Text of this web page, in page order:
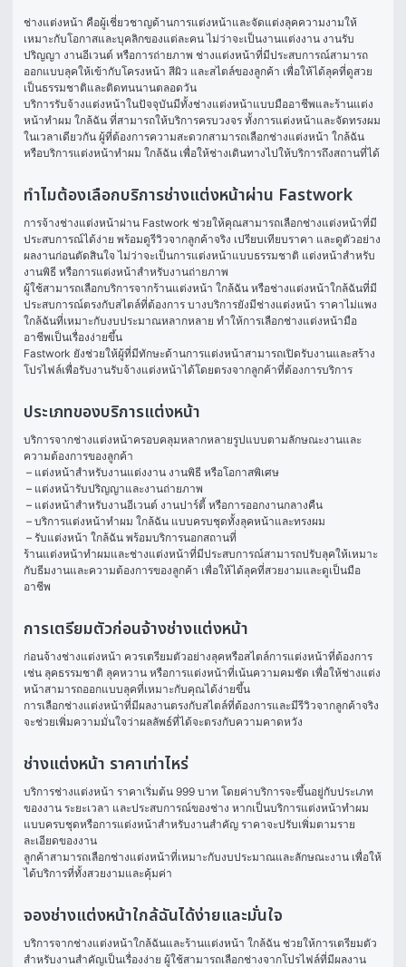
ช่างแต่งหน้า คือผู้เชี่ยวชาญด้านการแต่งหน้าและจัดแต่งลุคความงามให้
เหมาะกับโอกาสและบุคลิกของแต่ละคน ไม่ว่าจะเป็นงานแต่งงาน งานรับ
ปริญญา งานอีเวนต์ หรือการถ่ายภาพ ช่างแต่งหน้าที่มีประสบการณ์สามารถ
ออกแบบลุคให้เข้ากับโครงหน้า สีผิว และสไตล์ของลูกค้า เพื่อให้ได้ลุคที่ดูสวย
เป็นธรรมชาติและติดทนนานตลอดวัน
บริการรับจ้างแต่งหน้าในปัจจุบันมีทั้งช่างแต่งหน้าแบบมืออาชีพและร้านแต่ง
หน้าทำผม ใกล้ฉัน ที่สามารถให้บริการครบวงจร ทั้งการแต่งหน้าและจัดทรงผม
ในเวลาเดียวกัน ผู้ที่ต้องการความสะดวกสามารถเลือกช่างแต่งหน้า ใกล้ฉัน
หรือบริการแต่งหน้าทำผม ใกล้ฉัน เพื่อให้ช่างเดินทางไปให้บริการถึงสถานที่ได้
ทำไมต้องเลือกบริการช่างแต่งหน้าผ่าน Fastwork
การจ้างช่างแต่งหน้าผ่าน Fastwork ช่วยให้คุณสามารถเลือกช่างแต่งหน้าที่มี
ประสบการณ์ได้ง่าย พร้อมดูรีวิวจากลูกค้าจริง เปรียบเทียบราคา และดูตัวอย่าง
ผลงานก่อนตัดสินใจ ไม่ว่าจะเป็นการแต่งหน้าแบบธรรมชาติ แต่งหน้าสำหรับ
งานพิธี หรือการแต่งหน้าสำหรับงานถ่ายภาพ
ผู้ใช้สามารถเลือกบริการจากร้านแต่งหน้า ใกล้ฉัน หรือช่างแต่งหน้าใกล้ฉันที่มี
ประสบการณ์ตรงกับสไตล์ที่ต้องการ บางบริการยังมีช่างแต่งหน้า ราคาไม่แพง
ใกล้ฉันที่เหมาะกับงบประมาณหลากหลาย ทำให้การเลือกช่างแต่งหน้ามือ
อาชีพเป็นเรื่องง่ายขึ้น
Fastwork ยังช่วยให้ผู้ที่มีทักษะด้านการแต่งหน้าสามารถเปิดรับงานและสร้าง
โปรไฟล์เพื่อรับงานรับจ้างแต่งหน้าได้โดยตรงจากลูกค้าที่ต้องการบริการ
ประเภทของบริการแต่งหน้า
บริการจากช่างแต่งหน้าครอบคลุมหลากหลายรูปแบบตามลักษณะงานและ
ความต้องการของลูกค้า
– แต่งหน้าสำหรับงานแต่งงาน งานพิธี หรือโอกาสพิเศษ
– แต่งหน้ารับปริญญาและงานถ่ายภาพ
– แต่งหน้าสำหรับงานอีเวนต์ งานปาร์ตี้ หรือการออกงานกลางคืน
– บริการแต่งหน้าทำผม ใกล้ฉัน แบบครบชุดทั้งลุคหน้าและทรงผม
– รับแต่งหน้า ใกล้ฉัน พร้อมบริการนอกสถานที่
ร้านแต่งหน้าทำผมและช่างแต่งหน้าที่มีประสบการณ์สามารถปรับลุคให้เหมาะ
กับธีมงานและความต้องการของลูกค้า เพื่อให้ได้ลุคที่สวยงามและดูเป็นมือ
อาชีพ
การเตรียมตัวก่อนจ้างช่างแต่งหน้า
ก่อนจ้างช่างแต่งหน้า ควรเตรียมตัวอย่างลุคหรือสไตล์การแต่งหน้าที่ต้องการ
เช่น ลุคธรรมชาติ ลุคหวาน หรือการแต่งหน้าที่เน้นความคมชัด เพื่อให้ช่างแต่ง
หน้าสามารถออกแบบลุคที่เหมาะกับคุณได้ง่ายขึ้น
การเลือกช่างแต่งหน้าที่มีผลงานตรงกับสไตล์ที่ต้องการและมีรีวิวจากลูกค้าจริง
จะช่วยเพิ่มความมั่นใจว่าผลลัพธ์ที่ได้จะตรงกับความคาดหวัง
ช่างแต่งหน้า ราคาเท่าไหร่
บริการช่างแต่งหน้า ราคาเริ่มต้น 999 บาท โดยค่าบริการจะขึ้นอยู่กับประเภท
ของงาน ระยะเวลา และประสบการณ์ของช่าง หากเป็นบริการแต่งหน้าทำผม
แบบครบชุดหรือการแต่งหน้าสำหรับงานสำคัญ ราคาจะปรับเพิ่มตามราย
ละเอียดของงาน
ลูกค้าสามารถเลือกช่างแต่งหน้าที่เหมาะกับงบประมาณและลักษณะงาน เพื่อให้
ได้บริการที่ทั้งสวยงามและคุ้มค่า
จองช่างแต่งหน้าใกล้ฉันได้ง่ายและมั่นใจ
บริการจากช่างแต่งหน้าใกล้ฉันและร้านแต่งหน้า ใกล้ฉัน ช่วยให้การเตรียมตัว
สำหรับงานสำคัญเป็นเรื่องง่าย ผู้ใช้สามารถเลือกช่างจากโปรไฟล์ที่มีผลงาน